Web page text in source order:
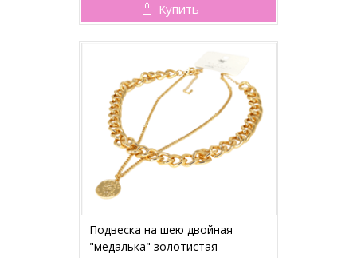
Купить
Подвеска на шею двойная
"медалька" золотистая